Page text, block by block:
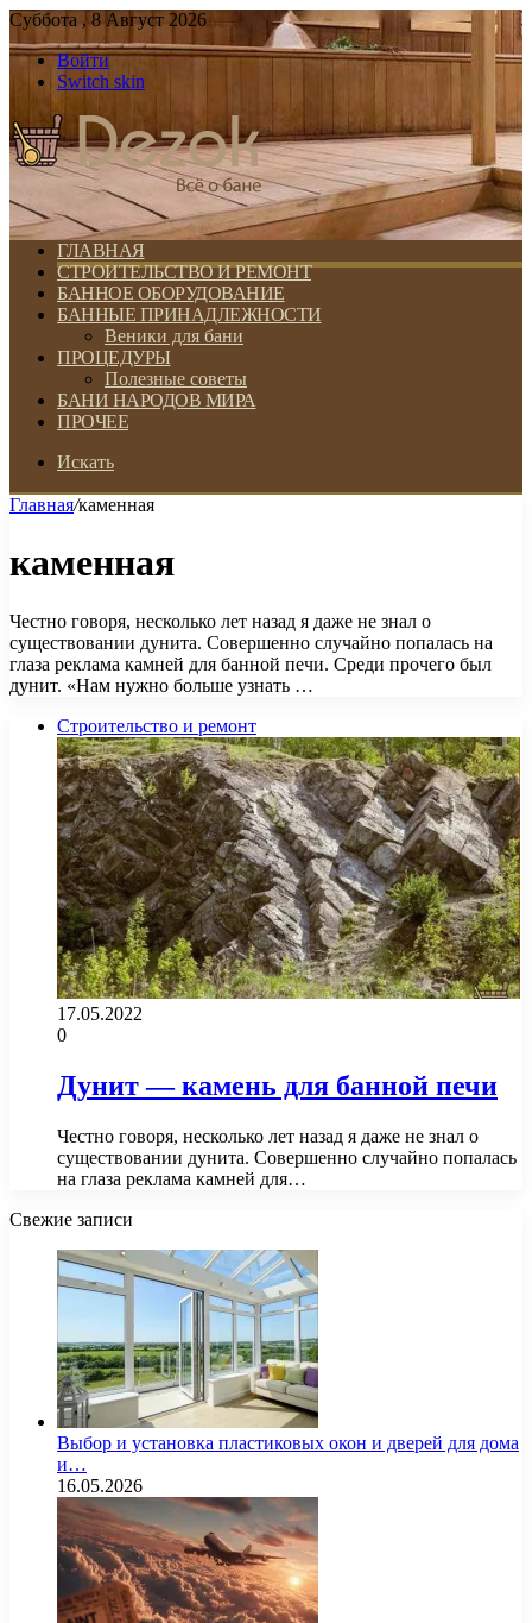
Суббота , 8 Август 2026
Войти
Switch skin
ГЛАВНАЯ
СТРОИТЕЛЬСТВО И РЕМОНТ
БАННОЕ ОБОРУДОВАНИЕ
БАННЫЕ ПРИНАДЛЕЖНОСТИ
Веники для бани
ПРОЦЕДУРЫ
Полезные советы
БАНИ НАРОДОВ МИРА
ПРОЧЕЕ
Искать
Главная/каменная
каменная
Честно говоря, несколько лет назад я даже не знал о
существовании дунита. Совершенно случайно попалась на
глаза реклама камней для банной печи. Среди прочего был
дунит. «Нам нужно больше узнать …
Строительство и ремонт
17.05.2022
0
Дунит — камень для банной печи
Честно говоря, несколько лет назад я даже не знал о
существовании дунита. Совершенно случайно попалась
на глаза реклама камней для…
Свежие записи
Выбор и установка пластиковых окон и дверей для дома
и…
16.05.2026